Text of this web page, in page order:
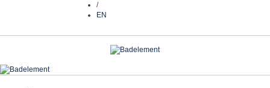
/
EN